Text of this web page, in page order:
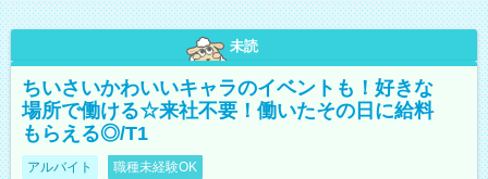
未読
ちいさいかわいいキャラのイベントも！好きな
場所で働ける☆来社不要！働いたその日に給料
もらえる◎/T1
アルバイト 職種未経験OK